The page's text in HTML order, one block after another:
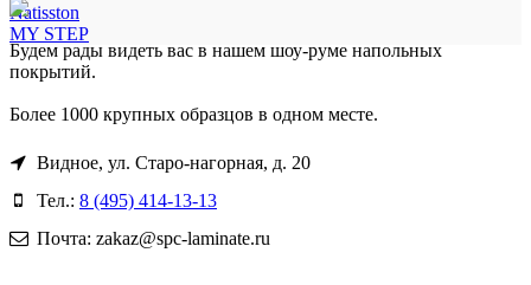
Natisston
MY STEP
Будем рады видеть вас в нашем шоу-руме напольных
покрытий.
Более 1000 крупных образцов в одном месте.
Видное, ул. Старо-нагорная, д. 20
Тел.: 8 (495) 414-13-13
Почта: zakaz@spc-laminate.ru